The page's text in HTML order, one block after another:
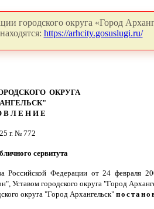
городского округа «Город
https://arhcity.gosuslugi.ru/
ОКРУГА
В Л Е Н И Е
г. № 772
сервитута
Российской Федерации от 24
Уставом городского округа "Город
округа "Город Архангельск"